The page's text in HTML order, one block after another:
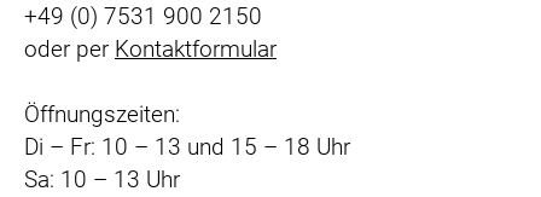
+49 (0) 7531 900 2150
oder per Kontaktformular
Öffnungszeiten:
Di – Fr: 10 – 13 und 15 – 18 Uhr
Sa: 10 – 13 Uhr